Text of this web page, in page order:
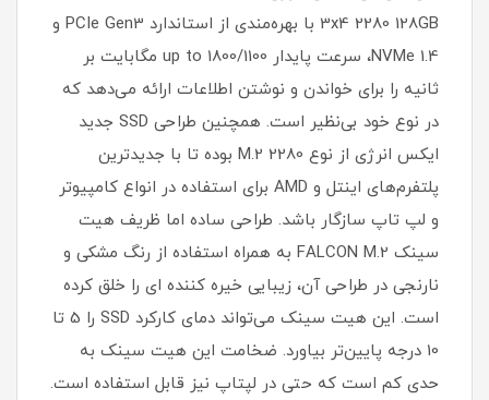
3x4 2280 128GB با بهره‌مندی از استاندارد PCIe Gen3 و
NVMe 1.4، سرعت پایدار 1800/1100 up to مگابایت بر
ثانیه را برای خواندن و نوشتن اطلاعات ارائه می‌دهد که
در نوع خود بی‌نظیر است. همچنین طراحی SSD جدید
ایکس انرژی از نوع M.2 2280 بوده تا با جدیدترین
پلتفرم‌های اینتل و AMD برای استفاده در انواع کامپیوتر
و لپ تاپ‌ سازگار باشد. طراحی ساده اما ظریف هیت
سینک FALCON M.2 به همراه استفاده از رنگ مشکی و
نارنجی در طراحی آن، زیبایی خیره کننده ای را خلق کرده
است. این هیت سینک می‌تواند دمای کارکرد SSD را 5 تا
10 درجه پایین‌تر بیاورد. ضخامت این هیت سینک به
حدی کم است که حتی در لپتاپ نیز قابل استفاده است.